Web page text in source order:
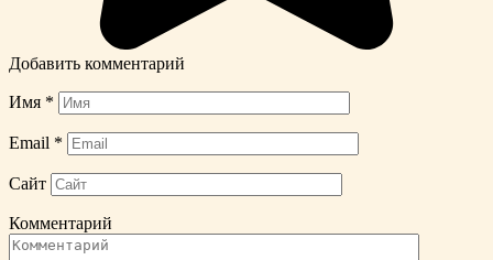
Добавить комментарий
Имя *
Email *
Сайт
Комментарий